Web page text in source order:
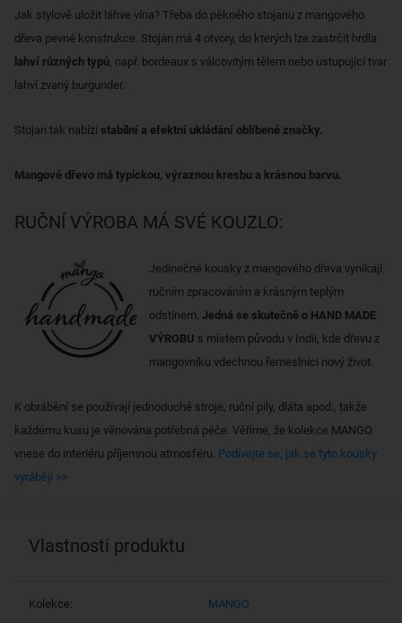
Jak stylově uložit láhve vína? Třeba do pěkného stojanu z mangového
dřeva pevné konstrukce. Stojan má 4 otvory, do kterých lze zastrčit hrdla
lahví různých typů, např. bordeaux s válcovitým tělem nebo ustupující tvar
lahví zvaný burgunder.
Stojan tak nabízí stabilní a efektní ukládání oblíbené značky.
Mangové dřevo má typickou, výraznou kresbu a krásnou barvu.
RUČNÍ VÝROBA MÁ SVÉ KOUZLO:
Jedinečné kousky z mangového dřeva vynikají
ručním zpracováním a krásným teplým
odstínem. Jedná se skutečně o HAND MADE
VÝROBU s místem původu v Indii, kde dřevu z
mangovníku vdechnou řemeslníci nový život.
K obrábění se používají jednoduché stroje, ruční pily, dláta apod., takže
každému kusu je věnována potřebná péče. Věříme, že kolekce MANGO
vnese do interiéru příjemnou atmosféru. Podívejte se, jak se tyto kousky
vyrábějí >>
Vlastnosti produktu
Kolekce: MANGO